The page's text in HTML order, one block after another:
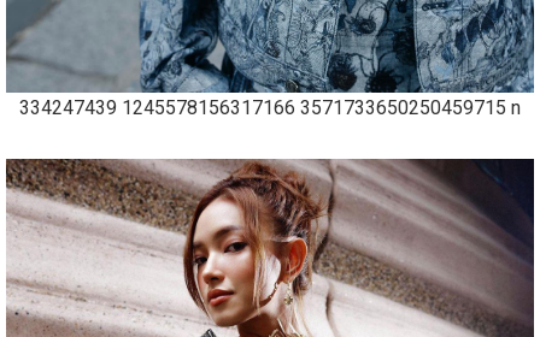
334247439 1245578156317166 3571733650250459715 n